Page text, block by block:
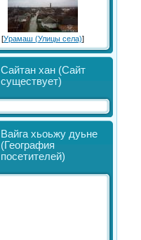
[Урамаш (Улицы села)]
Сайтан хан (Сайт
существует)
Вайга хьоьжу дуьне
(География
посетителей)